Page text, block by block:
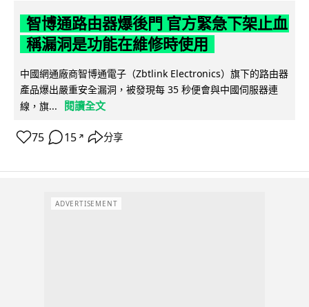
智博通路由器爆後門 官方緊急下架止血
稱漏洞是功能在維修時使用
中國網通廠商智博通電子（Zbtlink Electronics）旗下的路由器
產品爆出嚴重安全漏洞，被發現每 35 秒便會與中國伺服器連
線，旗...
閱讀全文
75 15 ↗ 分享
ADVERTISEMENT